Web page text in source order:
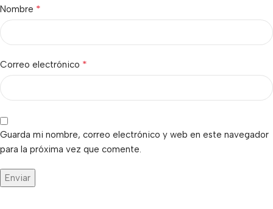
Nombre *
Correo electrónico *
Guarda mi nombre, correo electrónico y web en este navegador
para la próxima vez que comente.